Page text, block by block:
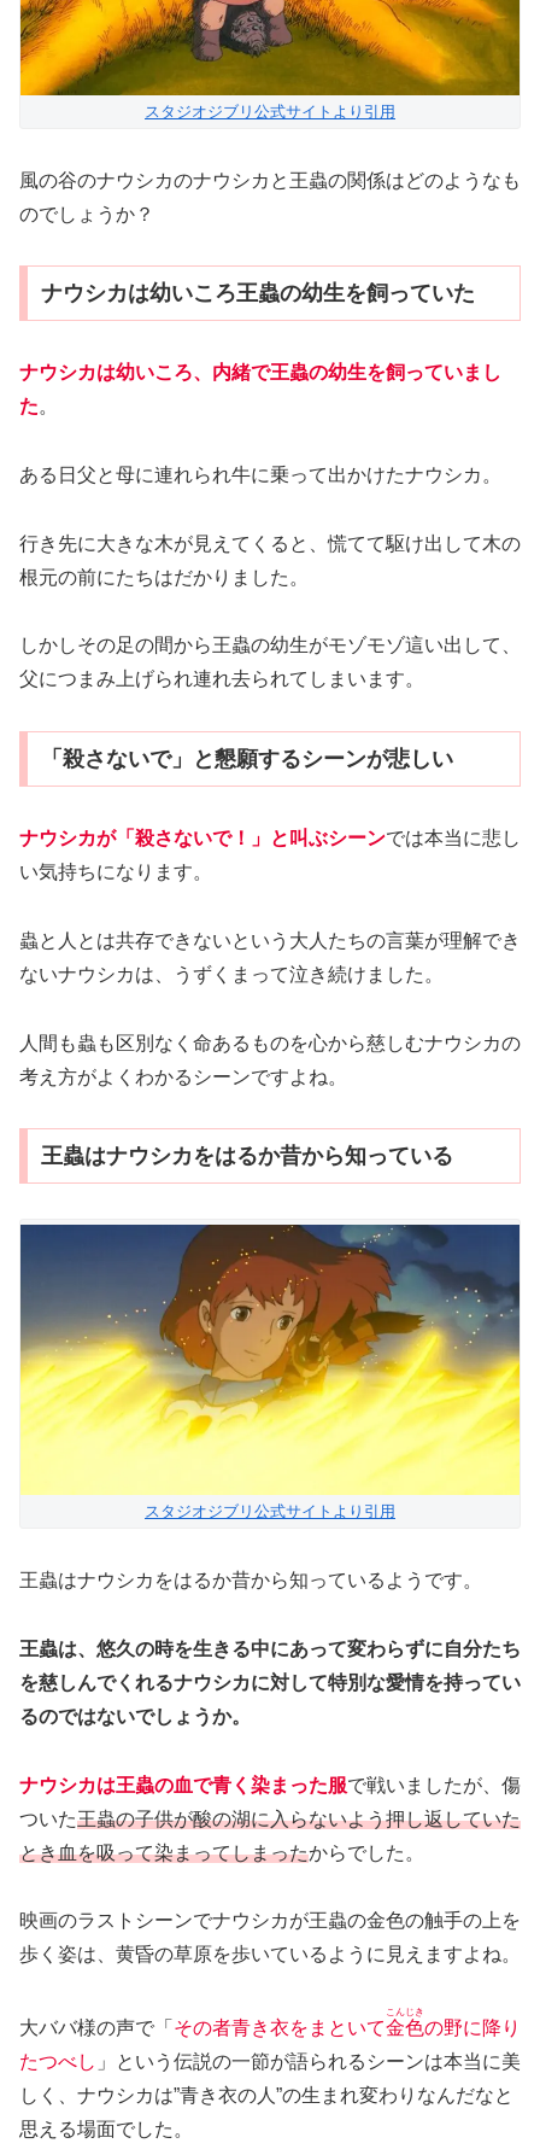
スタジオジブリ公式サイトより引用
風の谷のナウシカのナウシカと王蟲の関係はどのようなも
のでしょうか？
ナウシカは幼いころ王蟲の幼生を飼っていた
ナウシカは幼いころ、内緒で王蟲の幼生を飼っていまし
た。
ある日父と母に連れられ牛に乗って出かけたナウシカ。
行き先に大きな木が見えてくると、慌てて駆け出して木の
根元の前にたちはだかりました。
しかしその足の間から王蟲の幼生がモゾモゾ這い出して、
父につまみ上げられ連れ去られてしまいます。
「殺さないで」と懇願するシーンが悲しい
ナウシカが「殺さないで！」と叫ぶシーンでは本当に悲し
い気持ちになります。
蟲と人とは共存できないという大人たちの言葉が理解でき
ないナウシカは、うずくまって泣き続けました。
人間も蟲も区別なく命あるものを心から慈しむナウシカの
考え方がよくわかるシーンですよね。
王蟲はナウシカをはるか昔から知っている
スタジオジブリ公式サイトより引用
王蟲はナウシカをはるか昔から知っているようです。
王蟲は、悠久の時を生きる中にあって変わらずに自分たち
を慈しんでくれるナウシカに対して特別な愛情を持ってい
るのではないでしょうか。
ナウシカは王蟲の血で青く染まった服で戦いましたが、傷
ついた王蟲の子供が酸の湖に入らないよう押し返していた
とき血を吸って染まってしまったからでした。
映画のラストシーンでナウシカが王蟲の金色の触手の上を
歩く姿は、黄昏の草原を歩いているように見えますよね。
大ババ様の声で「 その者青き衣をまといて金色
こんじき
の野に降り
たつべし 」という伝説の一節が語られるシーンは本当に美
しく、ナウシカは”青き衣の人”の生まれ変わりなんだなと
思える場面でした。